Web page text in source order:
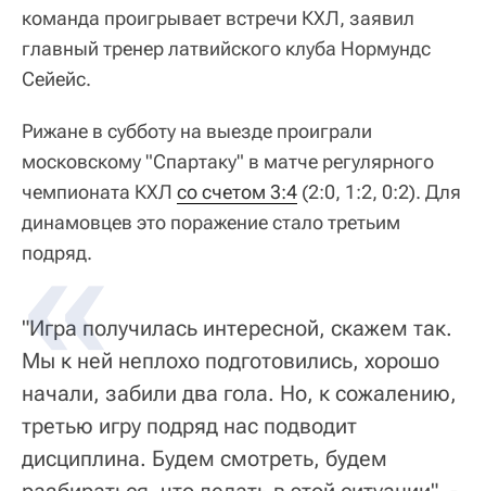
команда проигрывает встречи КХЛ, заявил
главный тренер латвийского клуба Нормундс
Сейейс.
Рижане в субботу на выезде проиграли
московскому "Спартаку" в матче регулярного
чемпионата КХЛ со счетом 3:4 (2:0, 1:2, 0:2). Для
динамовцев это поражение стало третьим
подряд.
"Игра получилась интересной, скажем так.
Мы к ней неплохо подготовились, хорошо
начали, забили два гола. Но, к сожалению,
третью игру подряд нас подводит
дисциплина. Будем смотреть, будем